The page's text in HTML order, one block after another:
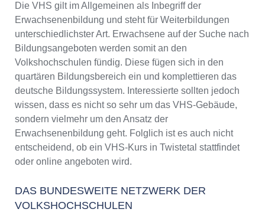
Die VHS gilt im Allgemeinen als Inbegriff der
Erwachsenenbildung und steht für Weiterbildungen
unterschiedlichster Art. Erwachsene auf der Suche nach
Bildungsangeboten werden somit an den
Volkshochschulen fündig. Diese fügen sich in den
quartären Bildungsbereich ein und komplettieren das
deutsche Bildungssystem. Interessierte sollten jedoch
wissen, dass es nicht so sehr um das VHS-Gebäude,
sondern vielmehr um den Ansatz der
Erwachsenenbildung geht. Folglich ist es auch nicht
entscheidend, ob ein VHS-Kurs in Twistetal stattfindet
oder online angeboten wird.
DAS BUNDESWEITE NETZWERK DER
VOLKSHOCHSCHULEN